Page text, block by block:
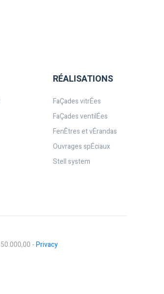
RÉALISATIONS
FaÇades vitrÉes
FaÇades ventilÉes
FenÊtres et vÉrandas
Ouvrages spÉciaux
Stell system
-Privacy